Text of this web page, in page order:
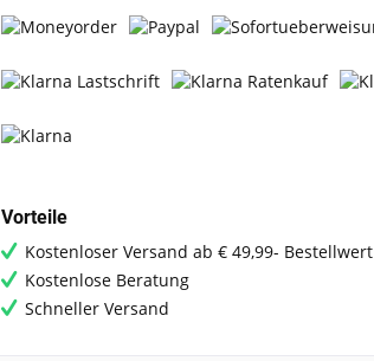
Vorteile
Kostenloser Versand ab € 49,99- Bestellwert
Kostenlose Beratung
Schneller Versand